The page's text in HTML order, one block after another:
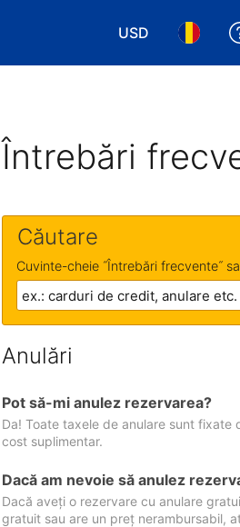
USD
Alegeţi
Alegeți
Întrebări
Căutare
Cuvinte-cheie ˝Întrebări frecvente˝
Anulări
Pot să-mi anulez rezervarea?
Da! Toate taxele de anulare sunt
cost suplimentar.
Dacă am nevoie să anulez
Dacă aveți o rezervare cu anulare
gratuit sau are un preț nerambursabil,